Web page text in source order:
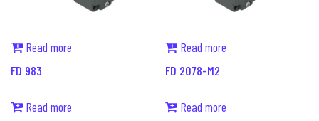
Read more
FD 983
Read more
Read more
FD 2078-M2
Read more